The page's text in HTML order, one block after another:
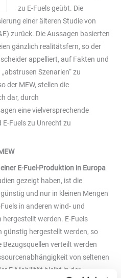
zu E-Fuels geübt. Die
einer älteren Studie von
zurück. Die Aussagen basierten
gänzlich realitätsfern, so der
appelliert, auf Fakten und
Szenarien“ zu
der MEW, stellen die
dar, durch
eine vielversprechende
Fuels zu Unrecht zu
E-Fuel-Produktion in Europa
gezeigt haben, ist die
und nur in kleinen Mengen
in anderen wind- und
hergestellt werden. E-Fuels
günstig hergestellt werden, so
verteilt werden
von seltenen
E-Mobilität bleibt in der